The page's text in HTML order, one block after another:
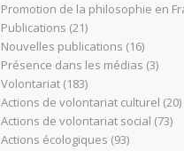
Promotion de la philosophie en
Publications (21)
Nouvelles publications (16)
Présence dans les médias (3)
Volontariat (183)
Actions de volontariat culturel (20)
Actions de volontariat social (73)
Actions écologiques (93)